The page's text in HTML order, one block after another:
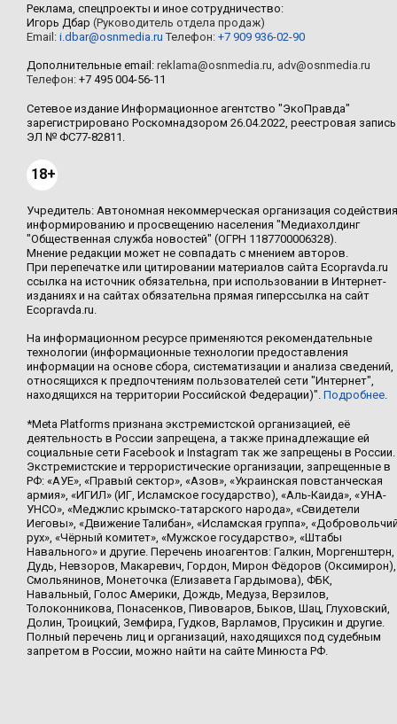
Реклама, спецпроекты и иное сотрудничество:
Игорь Дбар (Руководитель отдела продаж)
Email: i.dbar@osnmedia.ru Телефон: +7 909 936-02-90
Дополнительные email: reklama@osnmedia.ru adv@osnmedia.ru
Телефон: +7 495 004-56-11
Сетевое издание Информационное агентство "ЭкоПравда"
зарегистрировано Роскомнадзором 26.04.2022, реестровая запись
ЭЛ № ФС77-82811.
18+
Учредитель: Автономная некоммерческая организация содействия
информированию и просвещению населения "Медиахолдинг
"Общественная служба новостей" (ОГРН 1187700006328).
Мнение редакции может не совпадать с мнением авторов.
При перепечатке или цитировании материалов сайта Ecopravda.ru
ссылка на источник обязательна, при использовании в Интернет-
изданиях и на сайтах обязательна прямая гиперссылка на сайт
Ecopravda.ru.
На информационном ресурсе применяются рекомендательные
технологии (информационные технологии предоставления
информации на основе сбора, систематизации и анализа сведений,
относящихся к предпочтениям пользователей сети "Интернет",
находящихся на территории Российской Федерации)". Подробнее
*Meta Platforms признана экстремистской организацией, её
деятельность в России запрещена, а также принадлежащие ей
социальные сети Facebook и Instagram так же запрещены в России.
Экстремистские и террористические организации, запрещенные в
РФ: «АУЕ», «Правый сектор», «Азов», «Украинская повстанческая
армия», «ИГИЛ» (ИГ, Исламское государство), «Аль-Каида», «УНА-
УНСО», «Меджлис крымско-татарского народа», «Свидетели
Иеговы», «Движение Талибан», «Исламская группа»,
рух», «Чёрный комитет», «Мужское государство», «Штабы
Навального» и другие. Перечень иноагентов: Галкин, Моргенштерн,
Дудь, Невзоров, Макаревич, Гордон, Мирон Фёдоров (Оксимирон),
Смольянинов, Монеточка (Елизавета Гардымова), ФБК,
Навальный, Голос Америки, Дождь, Медуза, Верзилов,
Толоконникова, Понасенков, Пивоваров, Быков, Шац, Глуховский,
Долин, Троицкий, Земфира, Гудков, Варламов, Прусикин и другие.
Полный перечень лиц и организаций, находящихся под судебным
запретом в России, можно найти на сайте Минюста РФ.